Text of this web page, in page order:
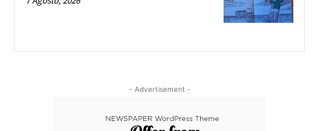
- Advertisement -